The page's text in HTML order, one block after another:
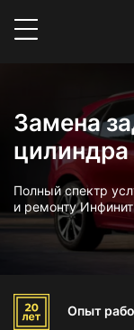
Замена
Полный спектр
и ремонту
Опыт